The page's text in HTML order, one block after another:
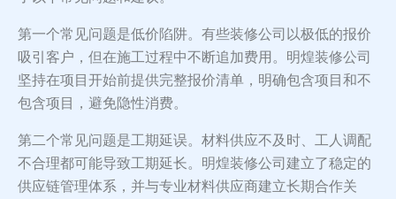
第一个常见问题是低价陷阱。有些装修公司以极低的报价
吸引客户，但在施工过程中不断追加费用。明煌装修公司
坚持在项目开始前提供完整报价清单，明确包含项目和不
包含项目，避免隐性消费。
第二个常见问题是工期延误。材料供应不及时、工人调配
不合理都可能导致工期延长。明煌装修公司建立了稳定的
供应链管理体系，并与专业材料供应商建立长期合作关